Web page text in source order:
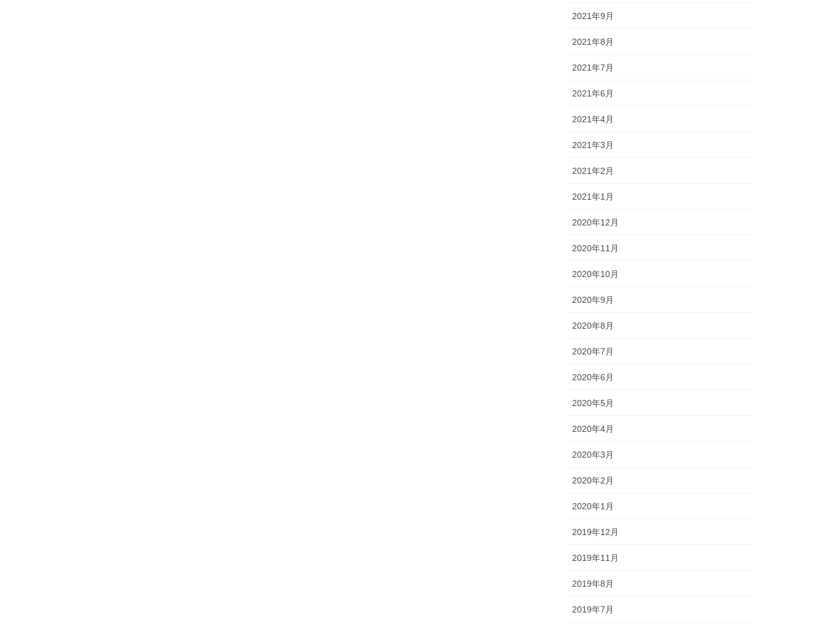
2021年9月
2021年8月
2021年7月
2021年6月
2021年4月
2021年3月
2021年2月
2021年1月
2020年12月
2020年11月
2020年10月
2020年9月
2020年8月
2020年7月
2020年6月
2020年5月
2020年4月
2020年3月
2020年2月
2020年1月
2019年12月
2019年11月
2019年8月
2019年7月